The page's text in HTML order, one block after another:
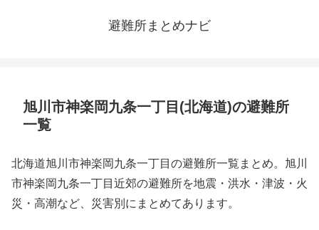
避難所まとめナビ
旭川市神楽岡九条一丁目(北海道)の避難所
一覧
北海道旭川市神楽岡九条一丁目の避難所一覧まとめ。旭川
市神楽岡九条一丁目近郊の避難所を地震・洪水・津波・火
災・高潮など、災害別にまとめてあります。